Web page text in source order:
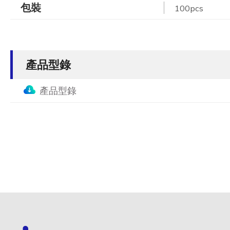
包裝 100pcs
產品型錄
產品型錄